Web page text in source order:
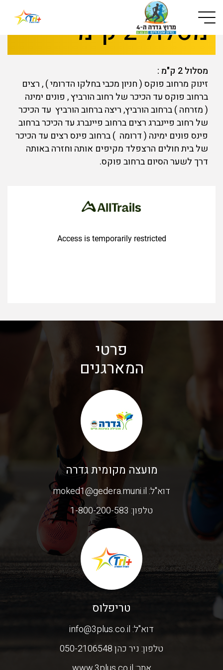
Button used only for devices with a small screen
מסלול 2 ק"מ
מסלול 2 ק"מ :
זינוק מרחוב פוקס ( חניון מכבי בחלקו הדרומי ) , רצים
ברחוב פוקס עד הכיכר של רחוב הורביץ , פונים ימינה
( מזרחה ) ברחוב הורביץ, ריצה ברחוב הורביץ עד הכיכר
של רחוב פיינברג רצים ברחוב פיינברג עד הכיכר ברחוב
פינס פונים ימינה ( דרומה ) ברחוב פינס רצים עד הכיכר
של בית חולים הרצפלד מקיפים אותה וחזרה באותה
דרך לשער הסיום ברחוב פוקס.
פרטי
המארגנים
מועצה מקומית גדרה
דוא"ל: moked1@gedera.muni.il
טלפון: 1-800-200-583
טריפלוס
דוא"ל:info@3plus.co.il
טלפון: ניר כהן 050-2106548